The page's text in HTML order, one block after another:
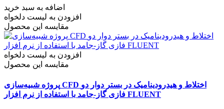
اضافه به سبد خرید
افزودن به لیست دلخواه
مقایسه این محصول
افزودن به لیست دلخواه
مقایسه این محصول
پروژه شبیه‌سازی CFD اختلاط و هیدرودینامیک در بستر دوار دو
فازی گاز-جامد با استفاده از نرم افزار FLUENT